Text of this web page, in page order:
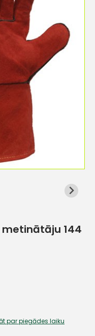
144
par piegādes laiku